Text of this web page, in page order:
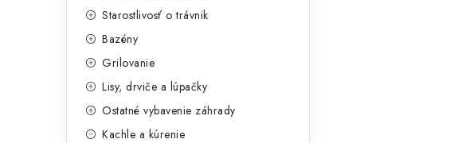
Starostlivosť o trávnik
Bazény
Grilovanie
Lisy, drviče a lúpačky
Ostatné vybavenie záhrady
Kachle a kúrenie